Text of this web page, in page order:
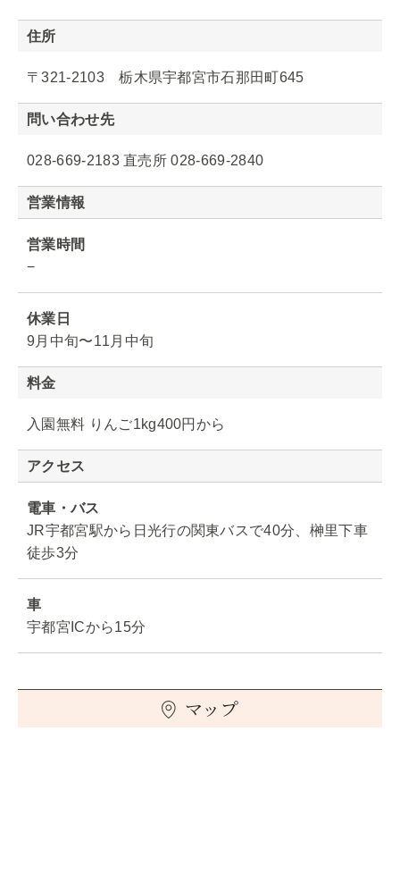
住所
〒321-2103 栃木県宇都宮市石那田町645
問い合わせ先
028-669-2183 直売所 028-669-2840
営業情報
営業時間
−
休業日
9月中旬〜11月中旬
料金
入園無料 りんご1kg400円から
アクセス
電車・バス
JR宇都宮駅から日光行の関東バスで40分、榊里下車
徒歩3分
車
宇都宮ICから15分
マップ